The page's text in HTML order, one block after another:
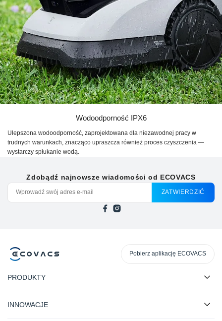
Wodoodporność IPX6
Ulepszona wodoodporność, zaprojektowana dla niezawodnej pracy w
trudnych warunkach, znacząco upraszcza również proces czyszczenia —
wystarczy spłukanie wodą.
Zdobądź najnowsze wiadomości od ECOVACS
ZATWIERDZIĆ
Pobierz aplikację ECOVACS
PRODUKTY
INNOWACJE